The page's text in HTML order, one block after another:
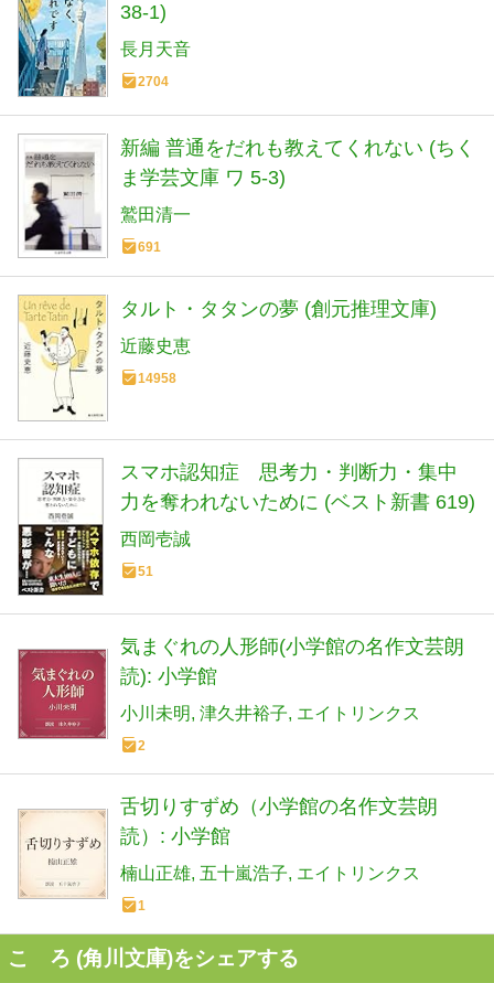
38-1)
長月天音
2704
新編 普通をだれも教えてくれない (ちく
ま学芸文庫 ワ 5-3)
鷲田清一
691
タルト・タタンの夢 (創元推理文庫)
近藤史恵
14958
スマホ認知症 思考力・判断力・集中
力を奪われないために (ベスト新書 619)
西岡壱誠
51
気まぐれの人形師(小学館の名作文芸朗
読): 小学館
小川未明 津久井裕子 エイトリンクス
2
舌切りすずめ（小学館の名作文芸朗
読）: 小学館
楠山正雄 五十嵐浩子 エイトリンクス
1
こゝろ (角川文庫)をシェアする